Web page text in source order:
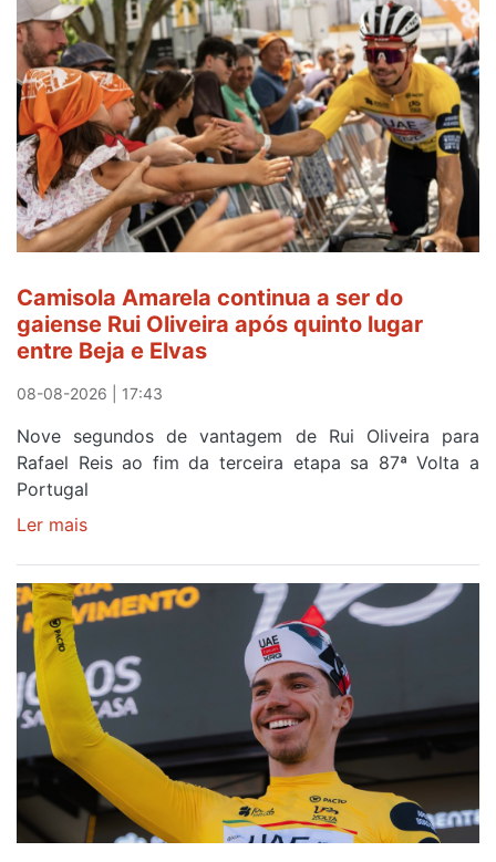
Camisola Amarela continua a ser do
gaiense Rui Oliveira após quinto lugar
entre Beja e Elvas
08-08-2026 | 17:43
Nove segundos de vantagem de Rui Oliveira para
Rafael Reis ao fim da terceira etapa sa 87ª Volta a
Portugal
Ler mais
continua
a
ser
do
gaiense
Rui
Oliveira
após
quinto
lugar